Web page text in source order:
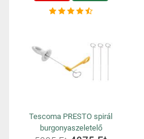
Tescoma PRESTO spirál
burgonyaszeletelő